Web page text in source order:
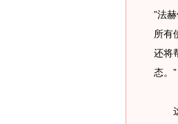
”法
所有
还将
态。”
这